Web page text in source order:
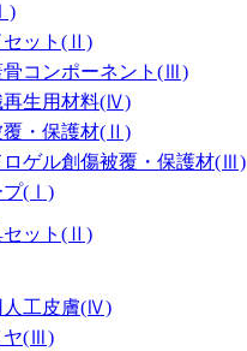
ット (Ⅱ)
コンポーネント (Ⅲ)
生用材料(Ⅳ)
・保護材(Ⅱ)
ゲル創傷被覆・保護材(Ⅲ)
プ(Ⅰ)
ット (Ⅱ)
工皮膚(Ⅳ)
(Ⅲ)